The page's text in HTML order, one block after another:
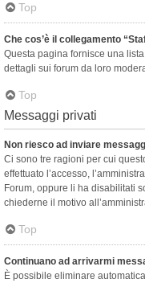
Top
Che cos’è il collegamento
Questa pagina fornisce una
dettagli sui forum da loro
Top
Messaggi privati
Non riesco ad inviare
Ci sono tre ragioni per cui
effettuato l’accesso,
Forum, oppure li ha disabilitati
chiederne il motivo
Top
Continuano ad arrivarmi
È possibile eliminare